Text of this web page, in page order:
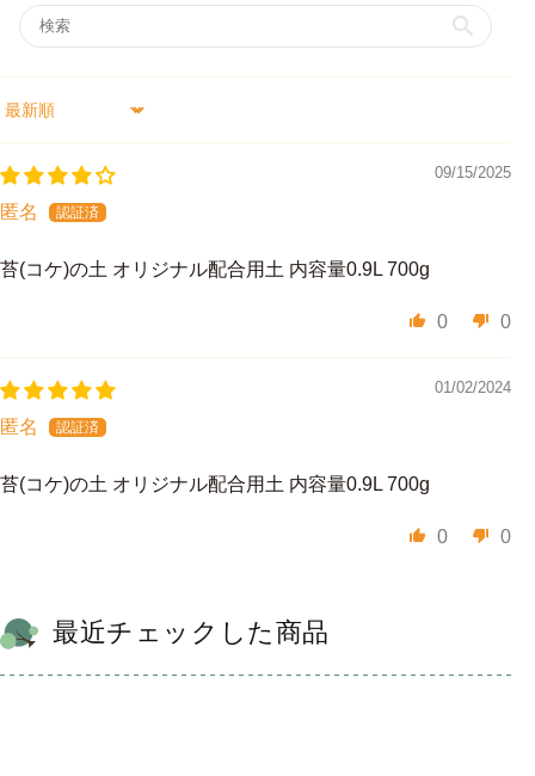
Sort by
09/15/2025
匿名
苔(コケ)の土 オリジナル配合用土 内容量0.9L 700g
0 0
01/02/2024
匿名
苔(コケ)の土 オリジナル配合用土 内容量0.9L 700g
0 0
最近チェックした商品